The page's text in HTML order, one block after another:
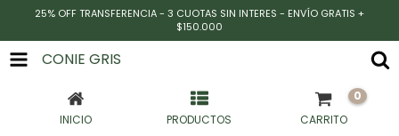
25% OFF TRANSFERENCIA - 3 CUOTAS SIN INTERES - ENVÍO GRATIS +
$150.000
CONIE GRIS
INICIO PRODUCTOS CARRITO
0